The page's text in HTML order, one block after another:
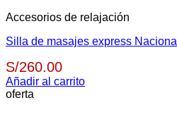
Accesorios de relajación
Silla de masajes express Nacional
S/260.00
Añadir al carrito
oferta